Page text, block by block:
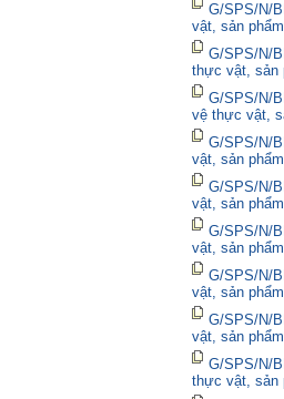
G/SPS/N/
vật, sản
G/SPS/N/
thực vật, sản
G/SPS/N/
vệ thực vật,
G/SPS/N/
vật, sản
G/SPS/N/
vật, sản
G/SPS/N/
vật, sản
G/SPS/N/
vật, sản
G/SPS/N/
vật, sản
G/SPS/N/
thực vật, sản